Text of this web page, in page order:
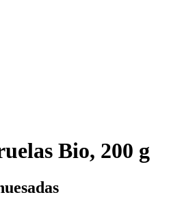
Bio, 200 g